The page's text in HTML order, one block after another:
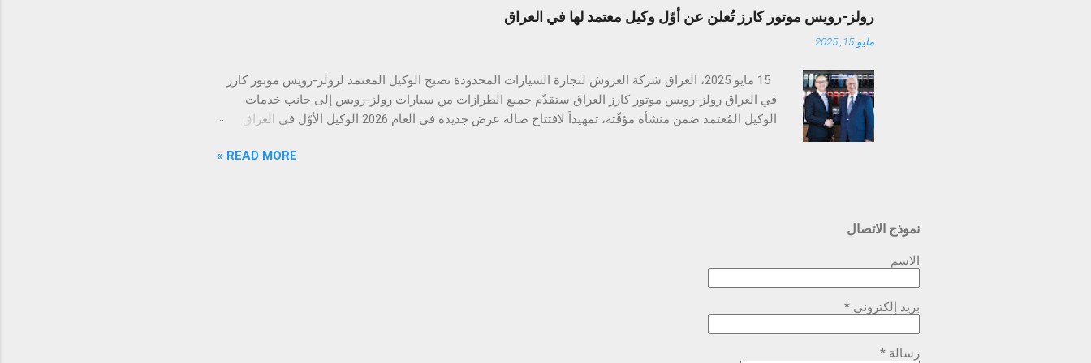
أجواء واحتياجات الشرق الأوسط. تبدأ المرحلة الأولى بإطلاق مركزين متكاملين يشملان مبيعات وخدمات ما بعد
البيع وقطع الغيار في بغداد والسليمانية، كخطوة أولى ضمن خطة توسّع طموحة تهدف إلى تقديم تجربة مازدا
رولز-رويس موتور كارز تُعلن عن أوّل وكيل معتمد لها في العراق
مايو 15, 2025
15 مايو 2025، العراق شركة العروش لتجارة السيارات المحدودة تصبح الوكيل المعتمد لرولز-رويس موتور كارز
في العراق رولز-رويس موتور كارز العراق ستقدّم جميع الطرازات من سيارات رولز-رويس إلى جانب خدمات
الوكيل المُعتمد ضمن منشأة مؤقّتة، تمهيداً لافتتاح صالة عرض جديدة في العام 2026 الوكيل الأوّل في العراق
ويُرتقب أن تُظهر نمواً مستداماً في الفترة المقبلة أعلنت رولز-رويس موتور كارز الشرق الأوسط وأفريقيا عن
READ MORE »
نموذج الاتصال
الاسم
بريد إلكتروني *
رسالة *